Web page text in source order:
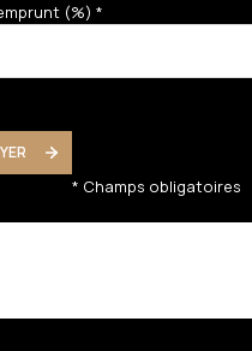
(%) *
* Champs obligatoires